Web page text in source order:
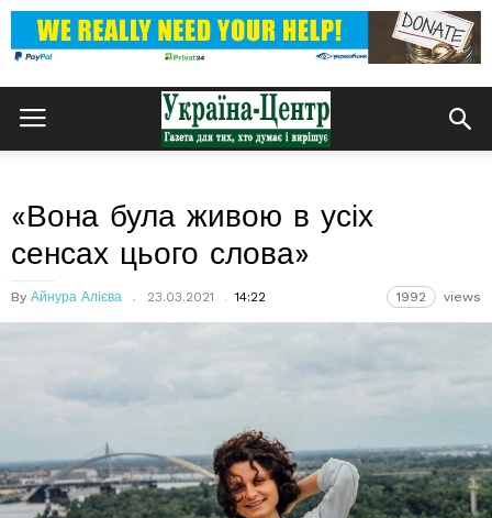
«Вона була живою в усіх
сенсах цього слова»
By Айнура Алієва 23.03.2021 14:22 1992 views